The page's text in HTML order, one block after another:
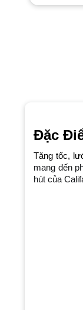
Đặc
Tăng tốc,
mang đến
hút của